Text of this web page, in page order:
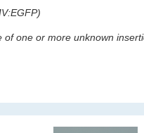
one or more unknown